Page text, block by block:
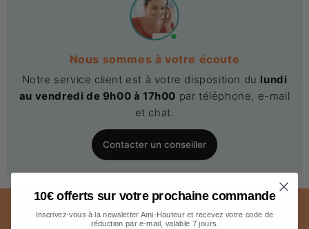
Nous sommes à votre écoute
Notre service client est à votre disposition du lundi
au vendredi de 9h00 à 17h00 par téléphone, e-mail
et chat.
Contacter un conseiller
SERVICE CLIENT 24/7 LIVRAISON
10€ offerts sur votre prochaine commande
Inscrivez-vous à la newsletter Ami-Hauteur et recevez votre code de
réduction par e-mail, valable 7 jours.